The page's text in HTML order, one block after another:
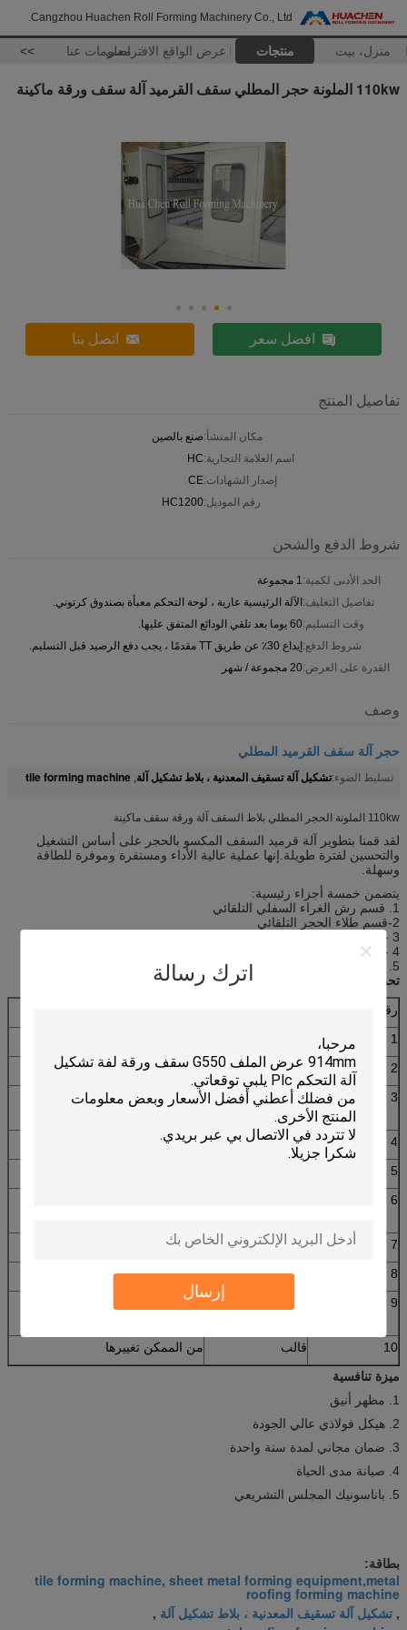
Cangzhou Huachen Roll Forming Machinery Co., Ltd.
منزل، بيت منتجات عرض الواقع الافتراضيمعلومات عنا >>
اترك رسالة
إرسال
110kw الملونة حجر المطلي سقف القرميد آلة سقف ورقة ماكينة
افضل سعر اتصل بنا
تفاصيل المنتج
مكان المنشأ:صنع بالصين
اسم العلامة التجارية:HC
إصدار الشهادات:CE
رقم الموديل:HC1200
شروط الدفع والشحن
الحد الأدنى لكمية:1 مجموعة
تفاصيل التغليف:الآلة الرئيسية عارية ، لوحة التحكم معبأة بصندوق كرتوني.
وقت التسليم:60 يوما بعد تلقي الودائع المتفق عليها.
شروط الدفع:إيداع 30٪ عن طريق TT مقدمًا ، يجب دفع الرصيد قبل التسليم.
القدرة على العرض:20 مجموعة / شهر
وصف
حجر آلة سقف القرميد المطلي
تسليط الضوء:تشكيل آلة تسقيف المعدنية ، بلاط تشكيل آلة,
tile forming machine
110kw الملونة الحجر المطلي بلاط السقف آلة ورقة سقف ماكينة
لقد قمنا بتطوير آلة قرميد السقف المكسو بالحجر على أساس التشغيل
والتحسين لفترة طويلة.إنها عملية عالية الأداء ومستقرة وموفرة للطاقة
وسهلة.
يتضمن خمسة أجزاء رئيسية:
1. قسم رش الغراء السفلي التلقائي
2-قسم طلاء الحجر التلقائي
3 - قسم التجفيف لأول مرة
4 - قسم رش الغراء الوجه التلقائي
5. قسم التجفيف المرة الثانية
تحديد
رقم.
1
2
القوة الرئيسية
110 كيلو واط
3
نظام التحكم
الكهربائي
نظام التحكم PLC بعلامة تجارية
4
البعد
65000 × 1500 × 1500 ملم
5
6
7 وقت العمل
يمكن أن تكون 24 ساعة
8
عمال
7 فقط
9
حان الوقت ليجف
بعد الخروج من الجهاز يمكن تعبئتها
10
قالب
من الممكن تغييرها
ميزة تنافسية
1. مظهر أنيق
2. هيكل فولاذي عالي الجودة
3. ضمان مجاني لمدة سنة واحدة
4. صيانة مدى الحياة
5. باناسونيك المجلس التشريعي
بطاقة:
tile forming machine, sheet metal forming equipment,metal
roofing forming machine
, تشكيل آلة تسقيف المعدنية ، بلاط تشكيل آلة ,